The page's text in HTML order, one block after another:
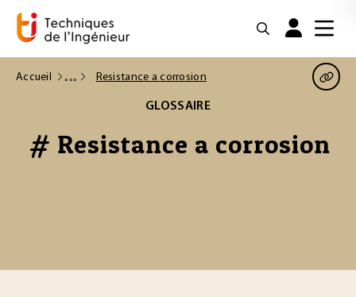
Accueil Resistance a corrosion
GLOSSAIRE
# Resistance a corrosion